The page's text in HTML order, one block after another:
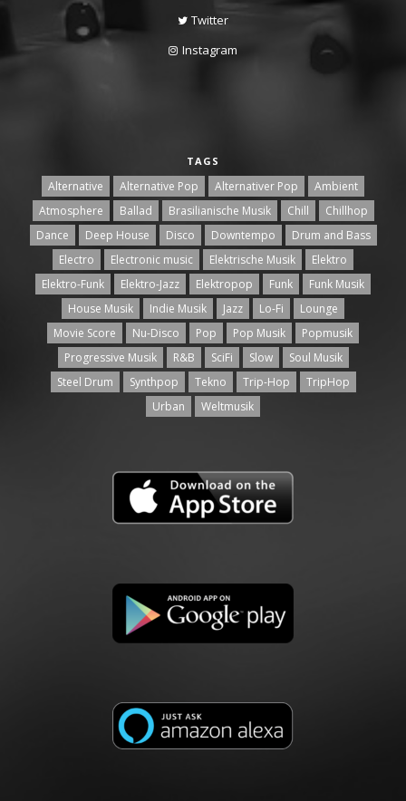
Twitter
Instagram
TAGS
Alternative Alternative Pop Alternativer Pop
Ambient
Atmosphere
Ballad Brasilianische Musik Chill
Chillhop
Dance
Deep House Disco Downtempo
Drum and Bass
Electro
Electronic music Elektrische Musik
Elektro
Elektro-Funk
Elektro-Jazz Elektropop Funk
Funk Musik
House Musik
Indie Musik Jazz Lo-Fi
Lounge
Movie Score
Nu-Disco Pop Pop Musik
Popmusik
Progressive Musik
R&B SciFi Slow
Soul Musik
Steel Drum
Synthpop Tekno Trip-Hop
TripHop
Urban
Weltmusik